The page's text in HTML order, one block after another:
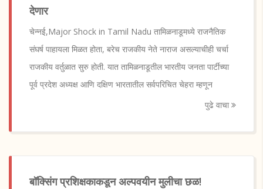
देणार
चेन्नई,Major Shock in Tamil Nadu तामिळनाडूमध्ये राजनैतिक
संघर्ष पाहायला मिळत होता, बरेच राजकीय नेते नाराज असल्याचीही चर्चा
राजकीय वर्तुळात सुरु होती. यात तामिळनाडूतील भारतीय जनता पार्टीच्या
पूर्व प्रदेश अध्यक्ष आणि दक्षिण भारतातील सर्वपरिचित चेहरा म्हणून
पुढे वाचा
बॉक्सिंग प्रशिक्षकाकडून अल्पवयीन मुलीचा छळ!